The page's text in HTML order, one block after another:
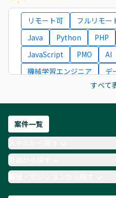
リモート可 フルリモー
Java
Python PHP
JavaScript
PMO AI
機械学習エンジニア
デ
IT
フロントエンドエンジニア
ネットワークエンジニア
AIエンジニア
Webデザ
月収100万円 業務委託
TypeScript
Laravel
すべて
案件一覧
単価から探す
職種・ポジションから探す